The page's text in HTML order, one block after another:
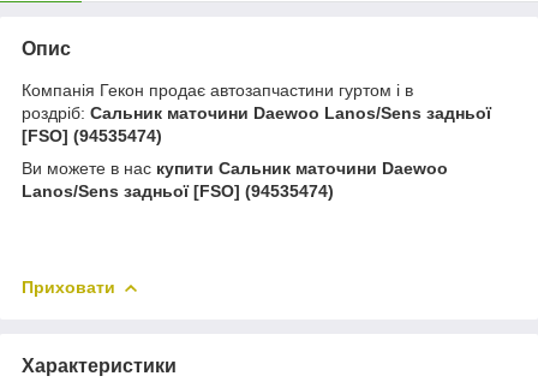
Опис
Компанія Гекон продає автозапчастини гуртом і в
роздріб: Сальник маточини Daewoo Lanos/Sens задньої
[FSO] (94535474)
Ви можете в нас купити Сальник маточини Daewoo
Lanos/Sens задньої [FSO] (94535474)
Приховати
Характеристики